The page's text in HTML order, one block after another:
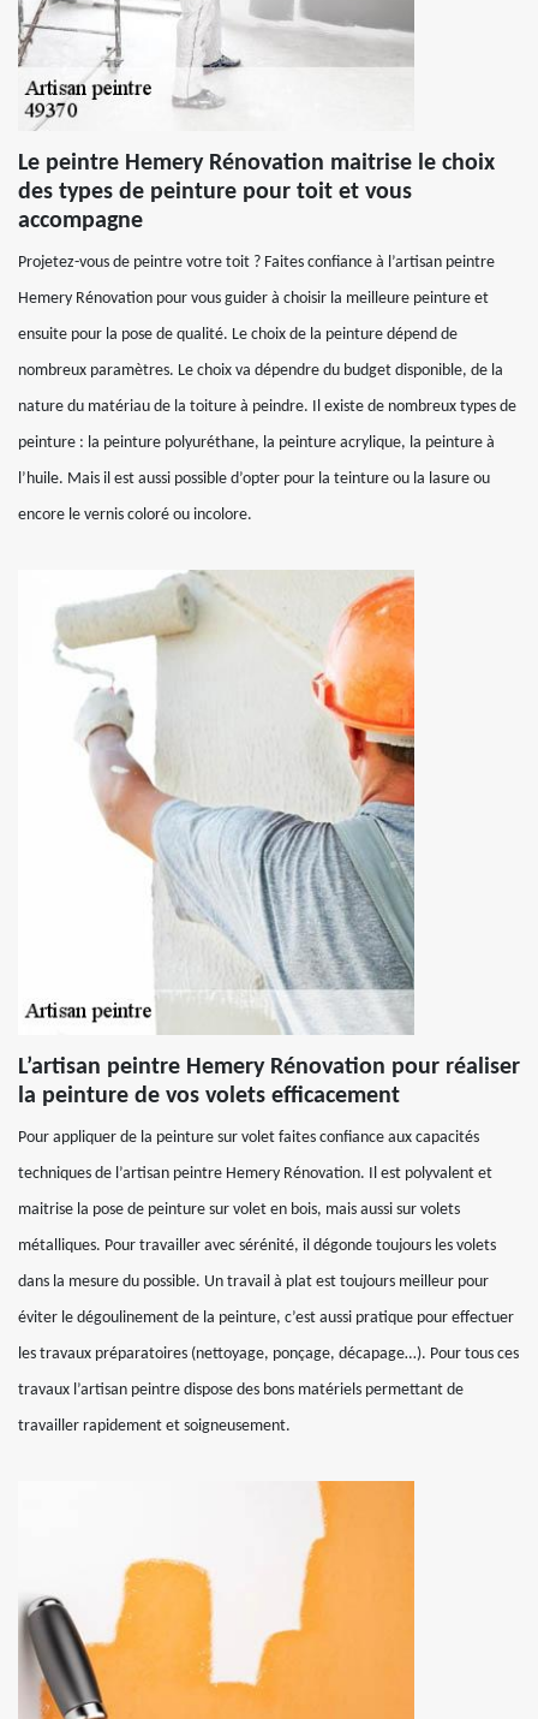
Le peintre Hemery Rénovation maitrise le choix
des types de peinture pour toit et vous
accompagne
Projetez-vous de peintre votre toit ? Faites confiance à l’artisan peintre
Hemery Rénovation pour vous guider à choisir la meilleure peinture et
ensuite pour la pose de qualité. Le choix de la peinture dépend de
nombreux paramètres. Le choix va dépendre du budget disponible, de la
nature du matériau de la toiture à peindre. Il existe de nombreux types de
peinture : la peinture polyuréthane, la peinture acrylique, la peinture à
l’huile. Mais il est aussi possible d’opter pour la teinture ou la lasure ou
encore le vernis coloré ou incolore.
L’artisan peintre Hemery Rénovation pour réaliser
la peinture de vos volets efficacement
Pour appliquer de la peinture sur volet faites confiance aux capacités
techniques de l’artisan peintre Hemery Rénovation. Il est polyvalent et
maitrise la pose de peinture sur volet en bois, mais aussi sur volets
métalliques. Pour travailler avec sérénité, il dégonde toujours les volets
dans la mesure du possible. Un travail à plat est toujours meilleur pour
éviter le dégoulinement de la peinture, c’est aussi pratique pour effectuer
les travaux préparatoires (nettoyage, ponçage, décapage…). Pour tous ces
travaux l’artisan peintre dispose des bons matériels permettant de
travailler rapidement et soigneusement.